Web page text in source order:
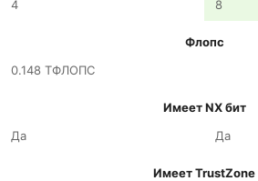
4
8
Флопс
0.148 ТФЛОПС
Имеет NX бит
Да
Да
Имеет TrustZone